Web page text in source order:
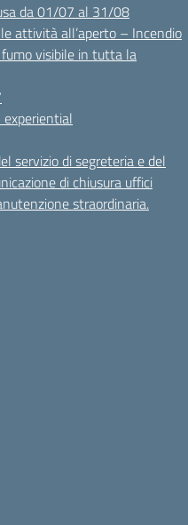
da 01/07 al 31/08
attività all’aperto – Incendio
visibile in tutta la
servizio di segreteria e del
di chiusura uffici
straordinaria.